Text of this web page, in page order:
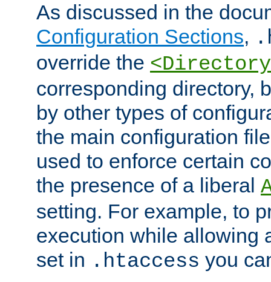
As discussed in the
Configuration Sections,
override the
corresponding directory,
by other types of
the main configuration
used to enforce certain
the presence of a liberal
setting. For example, to
execution while allowing
set in .htaccess you